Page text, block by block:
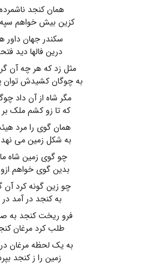
همان کنجد
کزین بیش خواهم سپه
سکندر جهان داور
درین فالها دید
مثل زد که هر چه آن
به چوگان کشیدش
مگر شاه از آن داد
که تا زو کشم ملک
همان گوی را مرد
به شکل زمین می
چو گوی زمین شاه
بدین گوی خواهم
چو زین گونه کرد آن
به کنجد در آمد
فرو ریخت کنجد به
طلب کرد مرغان
به یک لحظه مرغان در
زمین را ز کنجد